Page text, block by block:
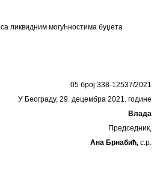
ликвидним могућностима буџета
05 број 338-12537/2021
У Београду, 29. децембра 2021. године
Влада
Председник,
Ана Брнабић, с.р.